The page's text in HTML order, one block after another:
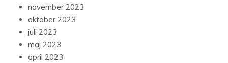
november 2023
oktober 2023
juli 2023
maj 2023
april 2023